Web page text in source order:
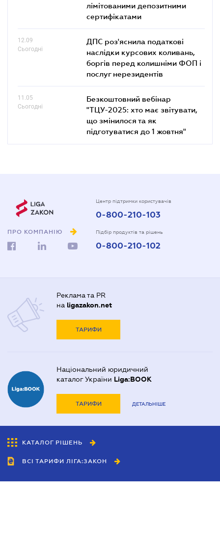
лімітованими депозитними
сертифікатами
12.09
Сьогодні
ДПС роз'яснила податкові
наслідки курсових коливань,
боргів перед колишніми ФОП і
послуг нерезидентів
11.05
Сьогодні
Безкоштовний вебінар
"ТЦУ-2025: хто має звітувати,
що змінилося та як
підготуватися до 1 жовтня"
ПРО КОМПАНІЮ
Центр підтримки користувачів
0-800-210-103
Підбір продуктів та рішень
0-800-210-102
Реклама та PR
на ligazakon.net
ТАРИФИ
Національний юридичний
каталог України Liga:BOOK
ТАРИФИ ДЕТАЛЬНІШЕ
КАТАЛОГ РІШЕНЬ
ВСІ ТАРИФИ ЛІГА:ЗАКОН